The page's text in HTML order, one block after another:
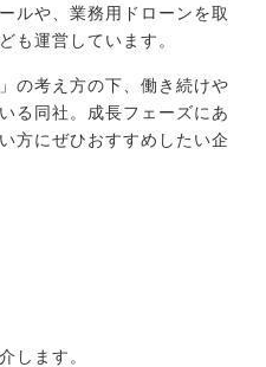
ルや、業務用ドローンを取
も運営しています。
の考え方の下、働き続けや
る同社。成長フェーズにあ
方にぜひおすすめしたい企
します。